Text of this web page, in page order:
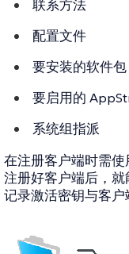
联系方法
配置文件
要安装的软件包
要启用的
系统组指派
在注册客户端时需
注册好客户端后，就
记录激活密钥与客户